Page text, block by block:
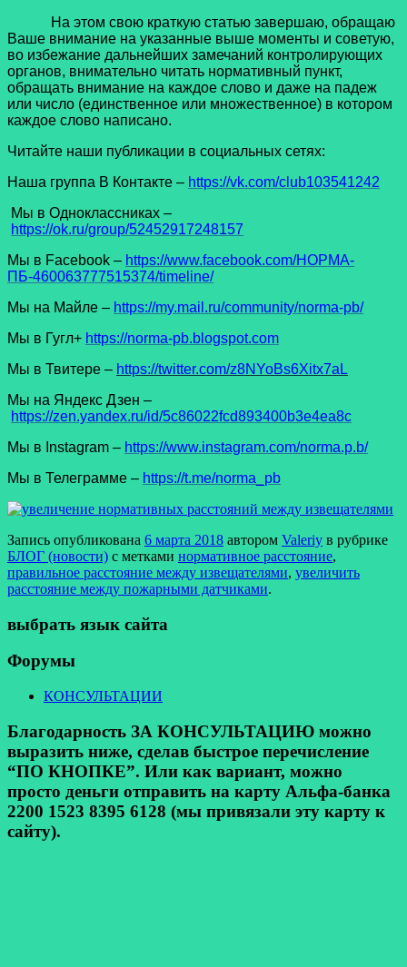
На этом свою краткую статью завершаю, обращаю
Ваше внимание на указанные выше моменты и советую,
во избежание дальнейших замечаний контролирующих
органов, внимательно читать нормативный пункт,
обращать внимание на каждое слово и даже на падеж
или число (единственное или множественное) в котором
каждое слово написано.
Читайте наши публикации в социальных сетях:
Наша группа В Контакте – https://vk.com/club103541242
Мы в Одноклассниках –
https://ok.ru/group/52452917248157
Мы в Facеbook – https://www.facebook.com/НОРМА-
ПБ-460063777515374/timeline/
Мы на Майле – https://my.mail.ru/community/norma-pb/
Мы в Гугл+ https://norma-pb.blogspot.com
Мы в Твитере – https://twitter.com/z8NYoBs6Xitx7aL
Мы на Яндекс Дзен –
https://zen.yandex.ru/id/5c86022fcd893400b3e4ea8c
Мы в Instagram – https://www.instagram.com/norma.p.b/
Мы в Телеграмме – https://t.me/norma_pb
Запись опубликована 6 марта 2018 автором Valeriy в рубрике
БЛОГ (новости) с метками нормативное расстояние,
правильное расстояние между извещателями, увеличить
расстояние между пожарными датчиками.
выбрать язык сайта
Форумы
КОНСУЛЬТАЦИИ
Благодарность ЗА КОНСУЛЬТАЦИЮ можно
выразить ниже, сделав быстрое перечисление
“ПО КНОПКЕ”. Или как вариант, можно
просто деньги отправить на карту Альфа-банка
2200 1523 8395 6128 (мы привязали эту карту к
сайту).